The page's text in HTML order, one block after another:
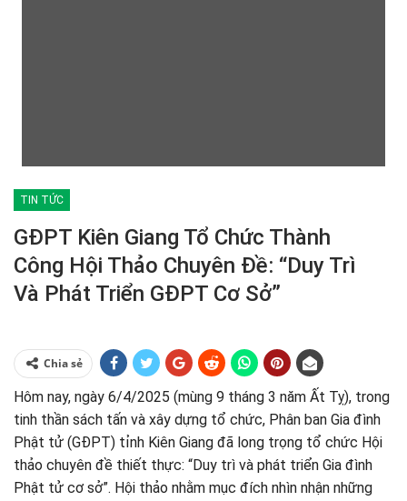
TIN TỨC
GĐPT Kiên Giang Tổ Chức Thành
Công Hội Thảo Chuyên Đề: “Duy Trì
Và Phát Triển GĐPT Cơ Sở”
Chia sẻ
Hôm nay, ngày 6/4/2025 (mùng 9 tháng 3 năm Ất Tỵ), trong
tinh thần sách tấn và xây dựng tổ chức, Phân ban Gia đình
Phật tử (GĐPT) tỉnh Kiên Giang đã long trọng tổ chức Hội
thảo chuyên đề thiết thực: “Duy trì và phát triển Gia đình
Phật tử cơ sở”. Hội thảo nhằm mục đích nhìn nhận những